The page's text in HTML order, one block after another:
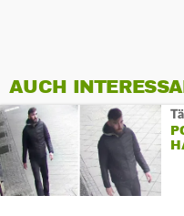
AUCH